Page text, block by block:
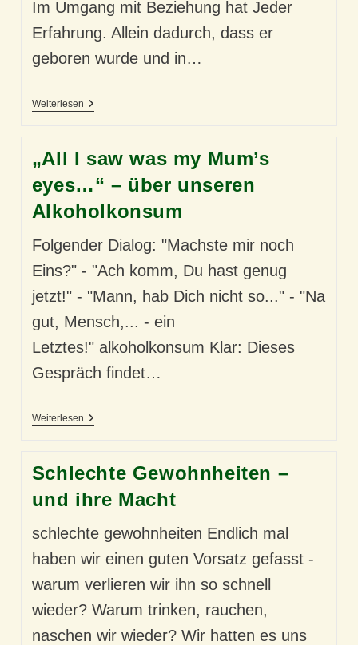
Im Umgang mit Beziehung hat Jeder
Erfahrung. Allein dadurch, dass er
geboren wurde und in…
WeiterlesenWer
Familiären
Beziehungsphänomene
„All I saw was my Mum’s
eyes…“ – über unseren
Alkoholkonsum
Folgender Dialog: "Machste mir noch
Eins?" - "Ach komm, Du hast genug
jetzt!" - "Mann, hab Dich nicht so..." - "Na
gut, Mensch,... - ein
Letztes!" alkoholkonsum Klar: Dieses
Gespräch findet…
Weiterlesen„All
My
Mum’s
Eyes…“
–
Unseren
Alkoholkonsum
Schlechte Gewohnheiten –
und ihre Macht
schlechte gewohnheiten Endlich mal
haben wir einen guten Vorsatz gefasst -
warum verlieren wir ihn so schnell
wieder? Warum trinken, rauchen,
naschen wir wieder? Wir hatten es uns